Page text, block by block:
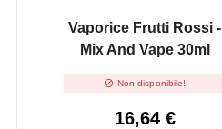
Vaporice Frutti Rossi -
Mix And Vape 30ml
 Non disponibile!
16,64 €